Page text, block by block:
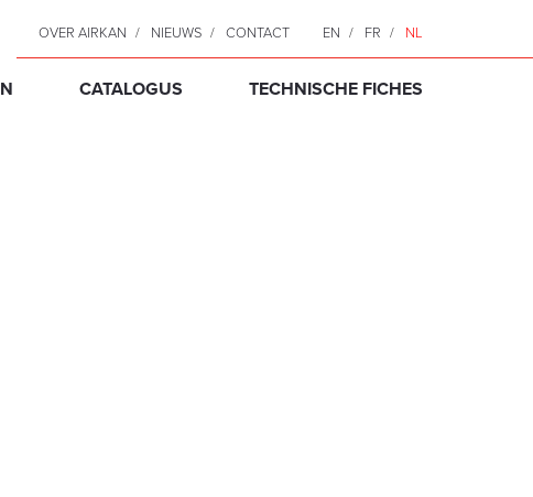
OVER AIRKAN NIEUWS CONTACT EN FR NL
CATALOGUS TECHNISCHE FICHES